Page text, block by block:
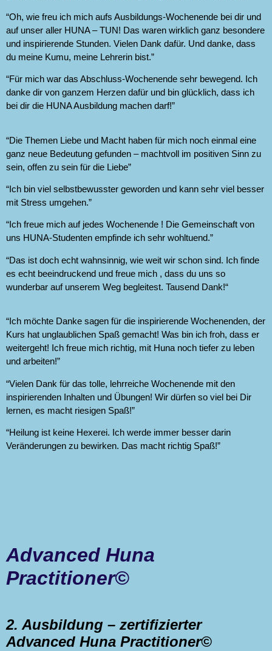
“Oh, wie freu ich mich aufs Ausbildungs-Wochenende bei dir und
auf unser aller HUNA – TUN! Das waren wirklich ganz besondere
und inspirierende Stunden. Vielen Dank dafür. Und danke, dass
du meine Kumu, meine Lehrerin bist.”
“Für mich war das Abschluss-Wochenende sehr bewegend. Ich
danke dir von ganzem Herzen dafür und bin glücklich, dass ich
bei dir die HUNA Ausbildung machen darf!”
“Die Themen Liebe und Macht haben für mich noch einmal eine
ganz neue Bedeutung gefunden – machtvoll im positiven Sinn zu
sein, offen zu sein für die Liebe”
“Ich bin viel selbstbewusster geworden und kann sehr viel besser
mit Stress umgehen.”
“Ich freue mich auf jedes Wochenende ! Die Gemeinschaft von
uns HUNA-Studenten empfinde ich sehr wohltuend.”
“Das ist doch echt wahnsinnig, wie weit wir schon sind. Ich finde
es echt beeindruckend und freue mich , dass du uns so
wunderbar auf unserem Weg begleitest. Tausend Dank!“
“Ich möchte Danke sagen für die inspirierende Wochenenden, der
Kurs hat unglaublichen Spaß gemacht! Was bin ich froh, dass er
weitergeht! Ich freue mich richtig, mit Huna noch tiefer zu leben
und arbeiten!”
“Vielen Dank für das tolle, lehrreiche Wochenende mit den
inspirierenden Inhalten und Übungen! Wir dürfen so viel bei Dir
lernen, es macht riesigen Spaß!”
“Heilung ist keine Hexerei. Ich werde immer besser darin
Veränderungen zu bewirken. Das macht richtig Spaß!”
Advanced Huna
Practitioner©
2. Ausbildung – zertifizierter
Advanced Huna Practitioner©